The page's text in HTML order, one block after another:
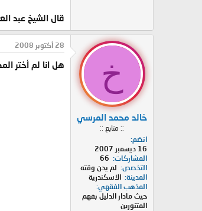
قال الشيخ عبد
خ
خالد محمد المرسي
:: متابع ::
انضم
16 ديسمبر 2007
المشاركات
66
التخصص
لم يحن وقته
المدينة الاسكندرية
المذهب الفقهي
حيث مادار الدليل بفهم
المتنورين
28 أكتوبر 2008
هل انا لم أختر